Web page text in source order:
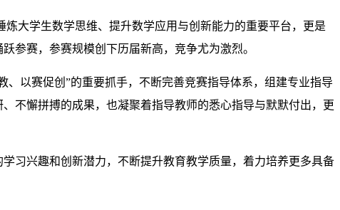
大学生数学思维、提升数学应用与创新能力的重要平台，更是
参赛，参赛规模创下历届新高，竞争尤为激烈。
以赛促创”的重要抓手，不断完善竞赛指导体系，组建专业指导
不懈拼搏的成果，也凝聚着指导教师的悉心指导与默默付出，更
习兴趣和创新潜力，不断提升教育教学质量，着力培养更多具备